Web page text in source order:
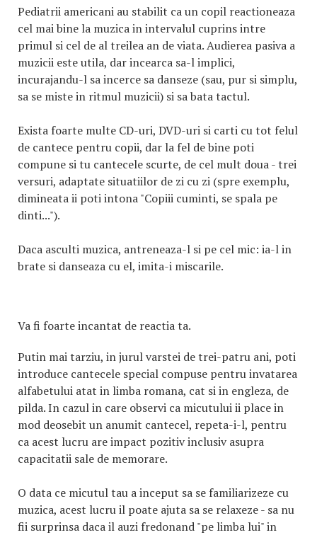
Pediatrii americani au stabilit ca un copil reactioneaza
cel mai bine la muzica in intervalul cuprins intre
primul si cel de al treilea an de viata. Audierea pasiva a
muzicii este utila, dar incearca sa-l implici,
incurajandu-l sa incerce sa danseze (sau, pur si simplu,
sa se miste in ritmul muzicii) si sa bata tactul.
Exista foarte multe CD-uri, DVD-uri si carti cu tot felul
de cantece pentru copii, dar la fel de bine poti
compune si tu cantecele scurte, de cel mult doua - trei
versuri, adaptate situatiilor de zi cu zi (spre exemplu,
dimineata ii poti intona "Copiii cuminti, se spala pe
dinti...").
Daca asculti muzica, antreneaza-l si pe cel mic: ia-l in
brate si danseaza cu el, imita-i miscarile.
Va fi foarte incantat de reactia ta.
Putin mai tarziu, in jurul varstei de trei-patru ani, poti
introduce cantecele special compuse pentru invatarea
alfabetului atat in limba romana, cat si in engleza, de
pilda. In cazul in care observi ca micutului ii place in
mod deosebit un anumit cantecel, repeta-i-l, pentru
ca acest lucru are impact pozitiv inclusiv asupra
capacitatii sale de memorare.
O data ce micutul tau a inceput sa se familiarizeze cu
muzica, acest lucru il poate ajuta sa se relaxeze - sa nu
fii surprinsa daca il auzi fredonand "pe limba lui" in